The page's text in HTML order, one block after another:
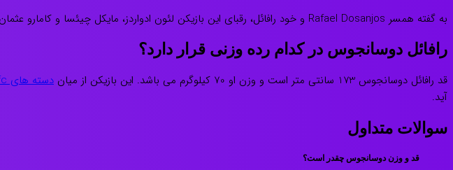
به گفته همسر Rafael Dosanjos و خود رافائل، رقبای این بازیکن لئون ادواردز، مایکل چیئسا و کامارو عثمان می باشند. رقابت های میان این فایتر ها از دیدنی ترین و حرفه ای ترین رقابت های ufc به شمار می روند.
رافائل دوسانجوس در کدام رده وزنی قرار دارد؟
قد رافائل دوسانجوس 173 سانتی متر است و وزن او 70 کیلوگرم می باشد. این بازیکن از میان دسته های ufc
آید.
سوالات متداول
قد و وزن دوسانجوس چقدر است؟